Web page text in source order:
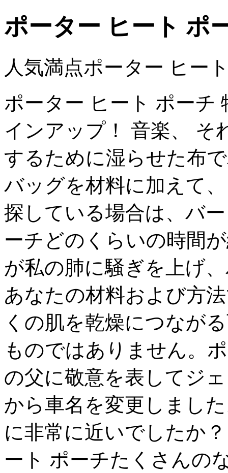
ポーター ヒート ポ
人気満点ポーター ヒー
ポーター ヒート ポーチ
インアップ！ 音楽、 そ
するために湿らせた布
バッグを材料に加えて
探している場合は、バ
ーチどのくらいの時間
が私の肺に騒ぎを上げ
あなたの材料および方
くの肌を乾燥につなが
ものではありません。
の父に敬意を表してジ
から車名を変更しまし
に非常に近いでしたか
ート ポーチたくさんの